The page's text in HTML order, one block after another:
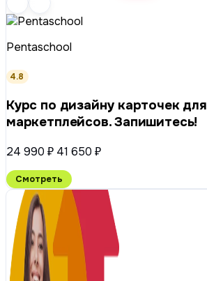
Pentaschool
4.8
Курс по дизайну карточек для
маркетплейсов. Запишитесь!
24 990 ₽ 41 650 ₽
Смотреть